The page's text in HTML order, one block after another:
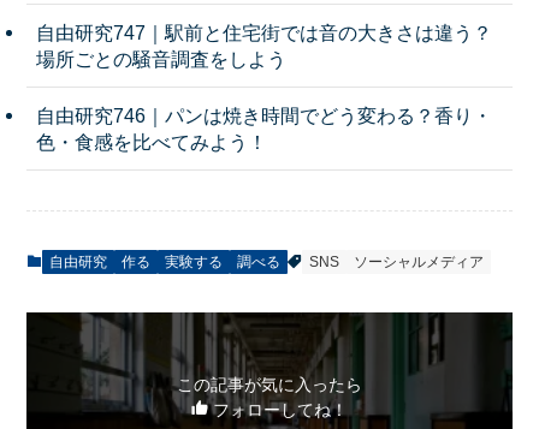
自由研究747｜駅前と住宅街では音の大きさは違う？
場所ごとの騒音調査をしよう
自由研究746｜パンは焼き時間でどう変わる？香り・
色・食感を比べてみよう！
自由研究 作る 実験する 調べる SNS ソーシャルメディア
この記事が気に入ったら
フォローしてね！